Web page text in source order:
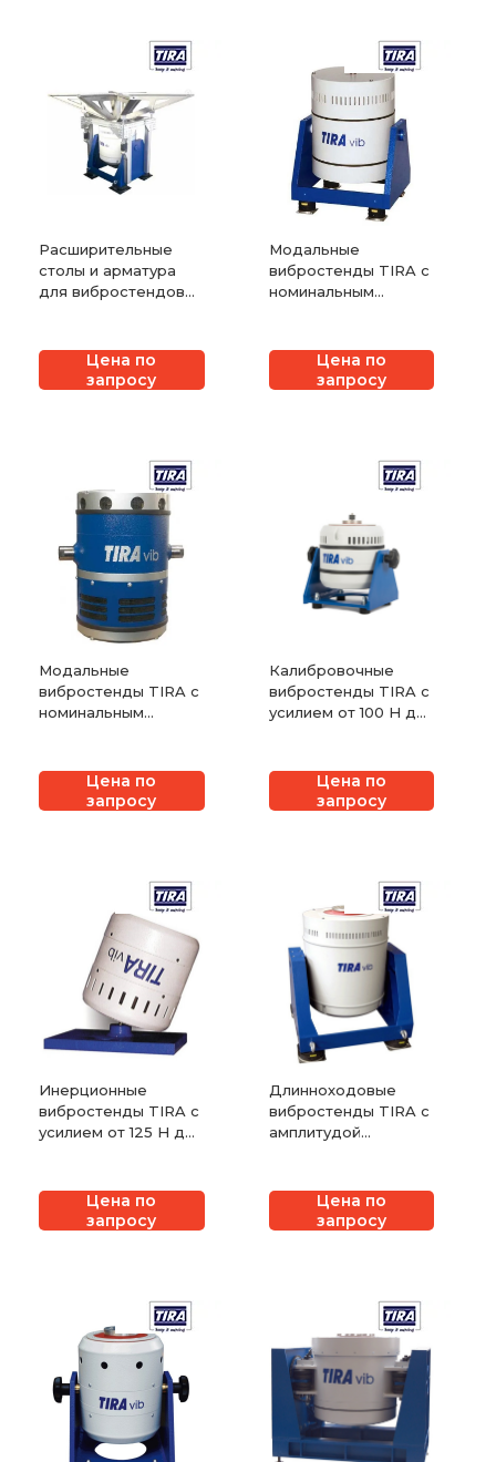
Расширительные
столы и арматура
для вибростендов
Цена по
запросу
Модальные
вибростенды TIRA с
номинальным
Цена по
запросу
Модальные
вибростенды TIRA с
номинальным
Цена по
запросу
Калибровочные
вибростенды TIRA с
усилием от 100 Н до
Цена по
запросу
Инерционные
вибростенды TIRA с
усилием от 125 Н до
Цена по
запросу
Длинноходовые
вибростенды TIRA с
амплитудой
до 15 кНЦена по
запросу